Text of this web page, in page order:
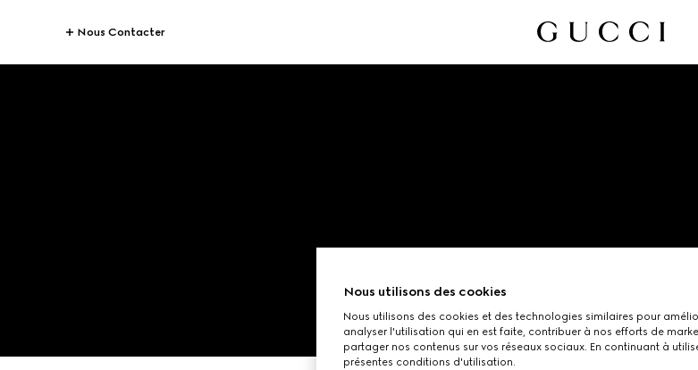
Nous Contacter
Nous utilisons des cookies
Nous utilisons des cookies et des technologies similaires pour
analyser l'utilisation qui en est faite, contribuer à nos efforts de
partager nos contenus sur vos réseaux sociaux. En continuant à
présentes conditions d'utilisation.